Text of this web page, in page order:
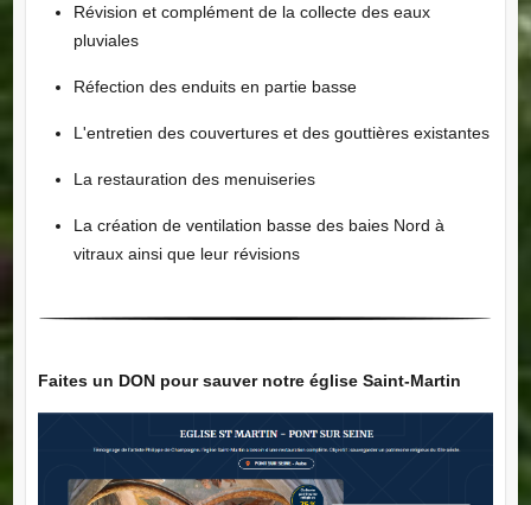
Révision et complément de la collecte des eaux
pluviales
Réfection des enduits en partie basse
L'entretien des couvertures et des gouttières existantes
La restauration des menuiseries
La création de ventilation basse des baies Nord à
vitraux ainsi que leur révisions
Faites un DON pour sauver notre église Saint-Martin